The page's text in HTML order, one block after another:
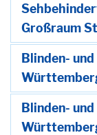
Großraum
Blinden-
Blinden-